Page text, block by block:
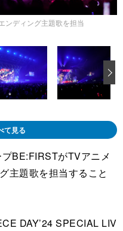
ンディング主題歌を担当
て見る
BE:FIRSTがTVアニメ
主題歌を担当すること
DAY’24 SPECIAL LIV